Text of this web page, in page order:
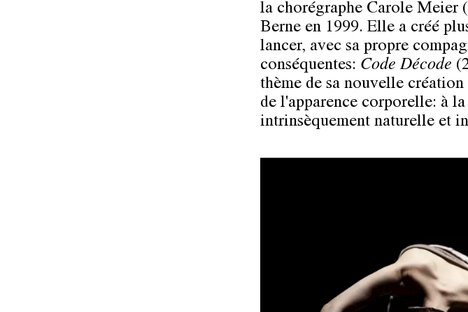
la chorégraphe Carole Meier
Berne en 1999. Elle a créé
lancer, avec sa propre
conséquentes: Code Décode
thème de sa nouvelle
de l'apparence corporelle: à
intrinsèquement naturelle et